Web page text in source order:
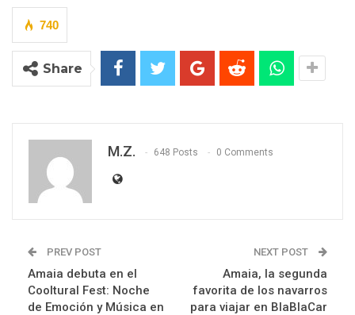
740
Share
M.Z. 648 Posts 0 Comments
PREV POST
Amaia debuta en el
Cooltural Fest: Noche
de Emoción y Música en
NEXT POST
Amaia, la segunda
favorita de los navarros
para viajar en BlaBlaCar